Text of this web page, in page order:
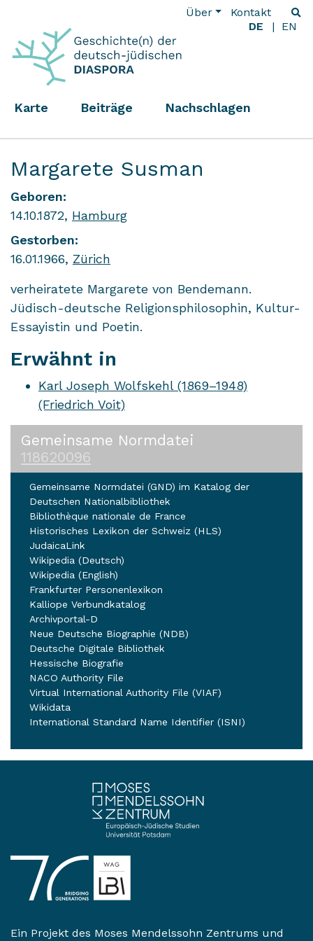
Über
Kontakt
DE
EN
Karte Beiträge Nachschlagen
Margarete Susman
Geboren:
14.10.1872, Hamburg
Gestorben:
16.01.1966, Zürich
verheiratete Margarete von Bendemann.
Jüdisch-deutsche Religionsphilosophin, Kultur-
Essayistin und Poetin.
Erwähnt in
Karl Joseph Wolfskehl (1869–1948)
(Friedrich Voit)
Gemeinsame Normdatei
118620096
Gemeinsame Normdatei (GND) im Katalog der
Deutschen Nationalbibliothek
Bibliothèque nationale de France
Historisches Lexikon der Schweiz (HLS)
JudaicaLink
Wikipedia (Deutsch)
Wikipedia (English)
Frankfurter Personenlexikon
Kalliope Verbundkatalog
Archivportal-D
Neue Deutsche Biographie (NDB)
Deutsche Digitale Bibliothek
Hessische Biografie
NACO Authority File
Virtual International Authority File (VIAF)
Wikidata
International Standard Name Identifier (ISNI)
Ein Projekt des Moses Mendelssohn Zentrums und